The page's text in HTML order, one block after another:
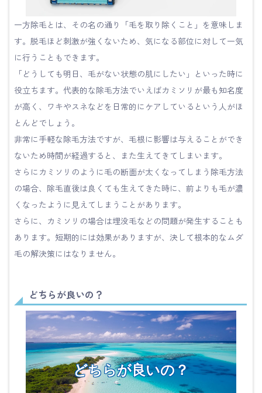
一方除毛とは、その名の通り「毛を取り除くこと」を意味しま
す。脱毛ほど刺激が強くないため、気になる部位に対して一気
に行うこともできます。
「どうしても明日、毛がない状態の肌にしたい」といった時に
役立ちます。代表的な除毛方法でいえばカミソリが最も知名度
が高く、ワキやスネなどを日常的にケアしているという人がほ
とんどでしょう。
非常に手軽な除毛方法ですが、毛根に影響は与えることができ
ないため時間が経過すると、また生えてきてしまいます。
さらにカミソリのように毛の断面が太くなってしまう除毛方法
の場合、除毛直後は良くても生えてきた時に、前よりも毛が濃
くなったように見えてしまうことがあります。
さらに、カミソリの場合は埋没毛などの問題が発生することも
あります。短期的には効果がありますが、決して根本的なムダ
毛の解決策にはなりません。
どちらが良いの？
どちらが良いの？